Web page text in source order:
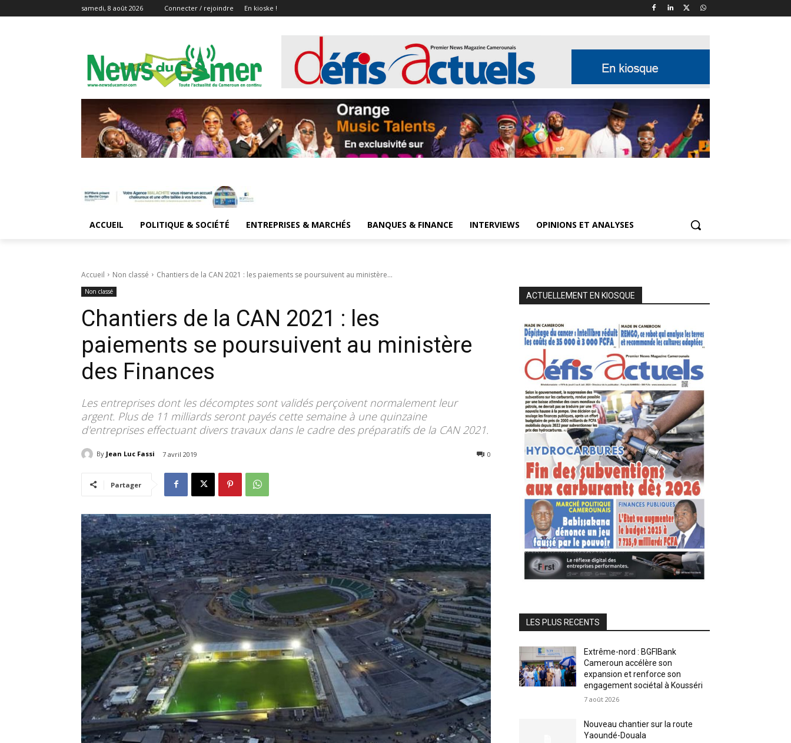
samedi, 8 août 2026 Connecter / rejoindre En kioske !
ACCUEIL POLITIQUE & SOCIÉTÉ ENTREPRISES & MARCHÉS BANQUES & FINANCE INTERVIEWS OPINIONS ET ANALYSES
Accueil Non classé Chantiers de la CAN 2021 : les paiements se poursuivent au ministère...
Non classé
Chantiers de la CAN 2021 : les
paiements se poursuivent au ministère
des Finances
Les entreprises dont les décomptes sont validés perçoivent normalement leur
argent. Plus de 11 milliards seront payés cette semaine à une quinzaine
d'entreprises effectuant divers travaux dans le cadre des préparatifs de la CAN 2021.
By Jean Luc Fassi 7 avril 2019 0
Partager
ACTUELLEMENT EN KIOSQUE
LES PLUS RECENTS
Extrême-nord : BGFIBank
Cameroun accélère son
expansion et renforce son
engagement sociétal à Kousséri
7 août 2026
Nouveau chantier sur la route
Yaoundé-Douala